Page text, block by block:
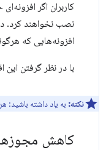
کاربران اگر
نصب نخواهند کرد.
افزونه‌هایی که
با در نظر گرفتن این
نکته: به یاد داشته
کاهش